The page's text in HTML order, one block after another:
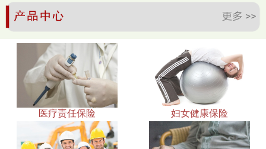
医疗责任保险 妇女健康保险